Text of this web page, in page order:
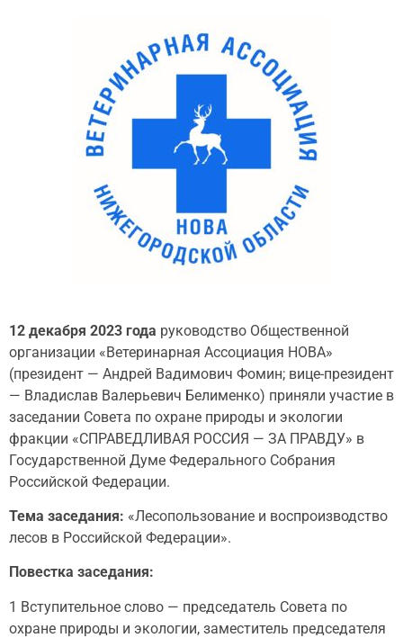
12 декабря 2023 года руководство Общественной
организации «Ветеринарная Ассоциация НОВА»
(президент — Андрей Вадимович Фомин; вице-президент
— Владислав Валерьевич Белименко) приняли участие в
заседании Совета по охране природы и экологии
фракции «СПРАВЕДЛИВАЯ РОССИЯ — ЗА ПРАВДУ» в
Государственной Думе Федерального Собрания
Российской Федерации.
Тема заседания: «Лесопользование и воспроизводство
лесов в Российской Федерации».
Повестка заседания:
1 Вступительное слово — председатель Совета по
охране природы и экологии, заместитель председателя